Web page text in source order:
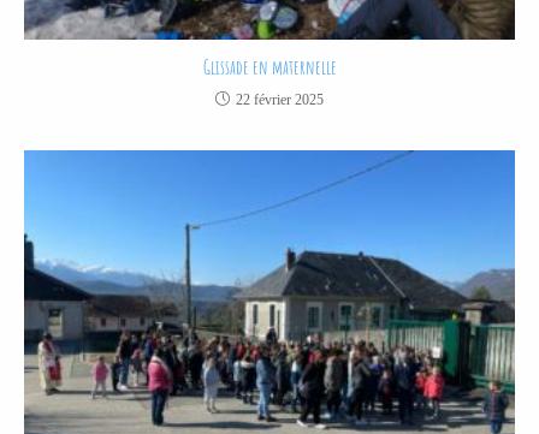
Glissade en maternelle
22 février 2025